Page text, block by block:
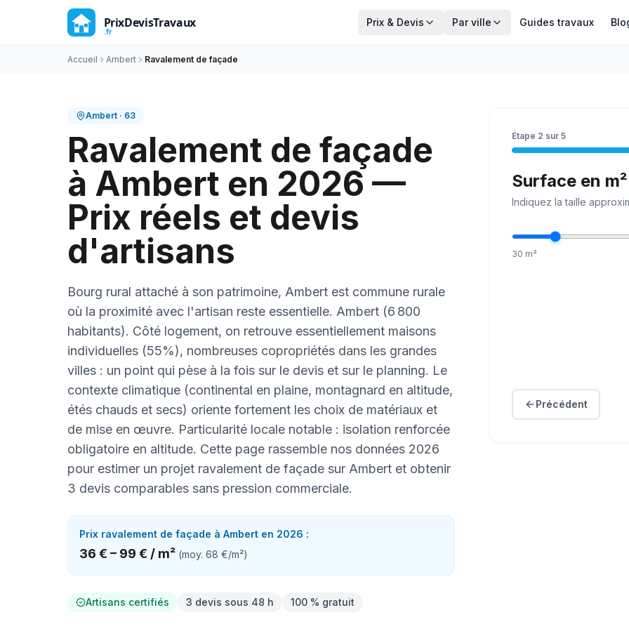
Prix & Devis Par ville Guides travaux
Accueil Ambert Ravalement de façade
Ambert · 63
Ravalement de façade
à Ambert en 2026 —
Prix réels et devis
d'artisans
Bourg rural attaché à son patrimoine, Ambert est commune rurale
où la proximité avec l'artisan reste essentielle. Ambert (6 800
habitants). Côté logement, on retrouve essentiellement maisons
individuelles (55%), nombreuses copropriétés dans les grandes
villes : un point qui pèse à la fois sur le devis et sur le planning. Le
contexte climatique (continental en plaine, montagnard en altitude,
étés chauds et secs) oriente fortement les choix de matériaux et
de mise en œuvre. Particularité locale notable : isolation renforcée
obligatoire en altitude. Cette page rassemble nos données 2026
pour estimer un projet ravalement de façade sur Ambert et obtenir
3 devis comparables sans pression commerciale.
Prix ravalement de façade à Ambert en 2026 :
36 € – 99 € / m² (moy. 68 €/m²)
Artisans certifiés 3 devis sous 48 h 100 % gratuit
Étape 2 sur 5
Surface en m²
Indiquez lataille
30 m²
Précédent